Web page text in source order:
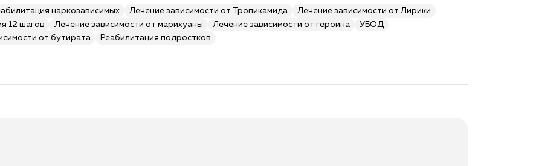
наркозависимых Лечение зависимости от Тропикамида
Лечение зависимости от Лирики
12 шагов Лечение зависимости от марихуаны Лечение зависимости от героина
УБОД
от бутирата Реабилитация подростков